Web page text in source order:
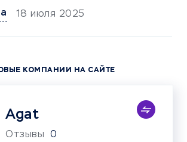
18 июля 2025
КОМПАНИИ НА САЙТЕ
Agat
Отзывы 0